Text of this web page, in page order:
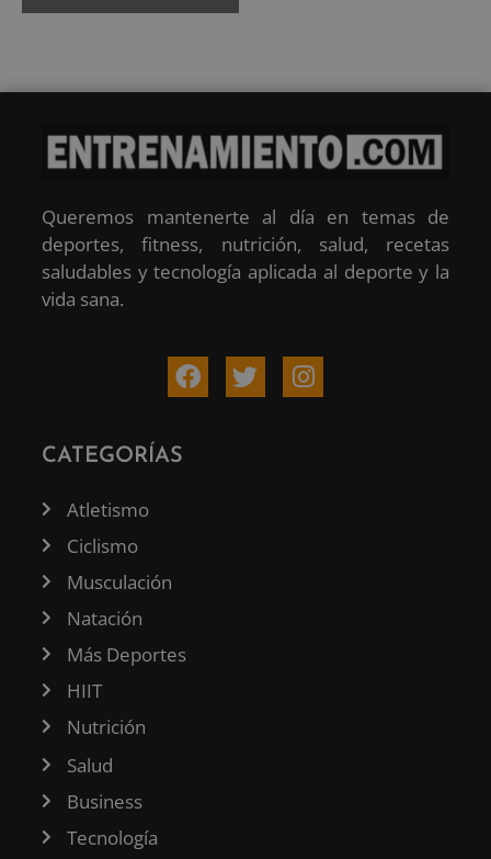
Queremos mantenerte al día en temas de
deportes, fitness, nutrición, salud, recetas
saludables y tecnología aplicada al deporte y la
vida sana.
CATEGORÍAS
Atletismo
Ciclismo
Musculación
Natación
Más Deportes
HIIT
Nutrición
Salud
Business
Tecnología